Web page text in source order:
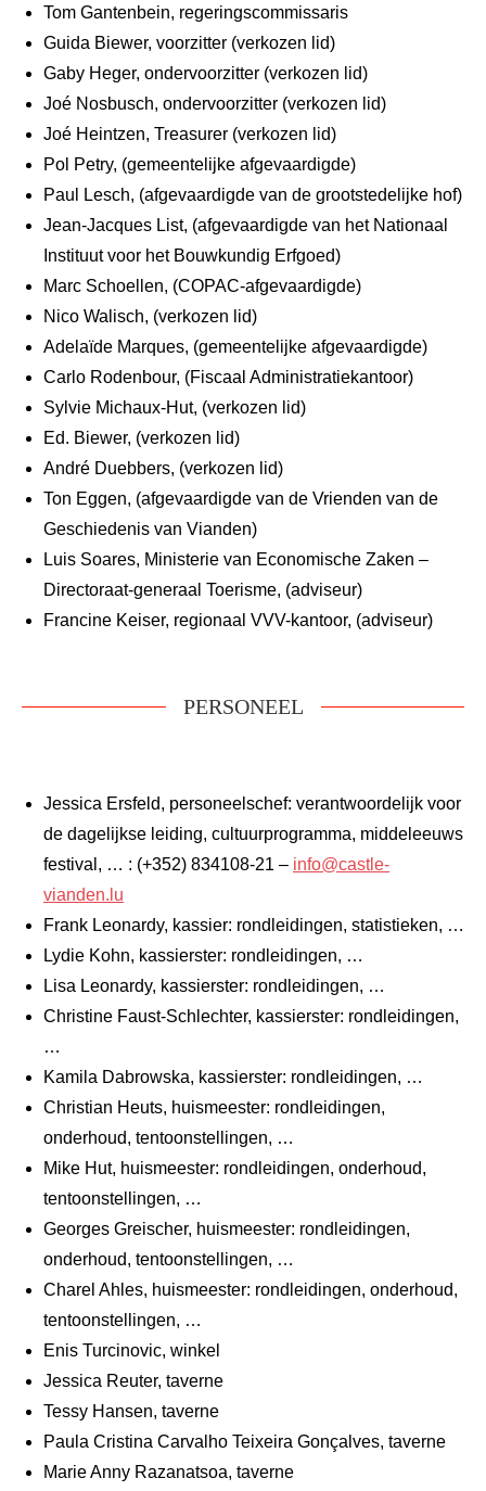
Tom Gantenbein, regeringscommissaris
Guida Biewer, voorzitter (verkozen lid)
Gaby Heger, ondervoorzitter (verkozen lid)
Joé Nosbusch, ondervoorzitter (verkozen lid)
Joé Heintzen, Treasurer (verkozen lid)
Pol Petry, (gemeentelijke afgevaardigde)
Paul Lesch, (afgevaardigde van de grootstedelijke hof)
Jean-Jacques List, (afgevaardigde van het Nationaal
Instituut voor het Bouwkundig Erfgoed)
Marc Schoellen, (COPAC-afgevaardigde)
Nico Walisch, (verkozen lid)
Adelaïde Marques, (gemeentelijke afgevaardigde)
Carlo Rodenbour, (Fiscaal Administratiekantoor)
Sylvie Michaux-Hut, (verkozen lid)
Ed. Biewer, (verkozen lid)
André Duebbers, (verkozen lid)
Ton Eggen, (afgevaardigde van de Vrienden van de
Geschiedenis van Vianden)
Luis Soares, Ministerie van Economische Zaken –
Directoraat-generaal Toerisme, (adviseur)
Francine Keiser, regionaal VVV-kantoor, (adviseur)
PERSONEEL
Jessica Ersfeld, personeelschef: verantwoordelijk voor
de dagelijkse leiding, cultuurprogramma, middeleeuws
festival, … : (+352) 834108-21 – info@castle-
vianden.lu
Frank Leonardy, kassier: rondleidingen, statistieken, …
Lydie Kohn, kassierster: rondleidingen, …
Lisa Leonardy, kassierster: rondleidingen, …
Christine Faust-Schlechter, kassierster: rondleidingen,
…
Kamila Dabrowska, kassierster: rondleidingen, …
Christian Heuts, huismeester: rondleidingen,
onderhoud, tentoonstellingen, …
Mike Hut, huismeester: rondleidingen, onderhoud,
tentoonstellingen, …
Georges Greischer, huismeester: rondleidingen,
onderhoud, tentoonstellingen, …
Charel Ahles, huismeester: rondleidingen, onderhoud,
tentoonstellingen, …
Enis Turcinovic, winkel
Jessica Reuter, taverne
Tessy Hansen, taverne
Paula Cristina Carvalho Teixeira Gonçalves, taverne
Marie Anny Razanatsoa, taverne